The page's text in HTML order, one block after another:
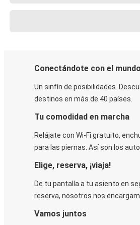
Conectándote con el mundo
Un sinfín de posibilidades.
destinos en más de 40 países.
Tu comodidad en marcha
Relájate con Wi-Fi gratuito,
para las piernas. Así son los
Elige, reserva, ¡viaja!
De tu pantalla a tu asiento en
reserva, nosotros nos
Vamos juntos